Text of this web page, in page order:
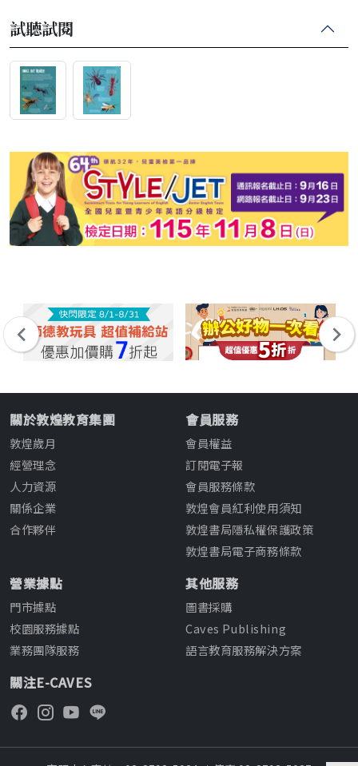
試聽試閱
關於敦煌教育集團
敦煌歲月
經營理念
人力資源
關係企業
合作夥伴
會員服務
會員權益
訂閱電子報
會員服務條款
敦煌會員紅利使用須知
敦煌書局隱私權保護政策
敦煌書局電子商務條款
營業據點
門市據點
校園服務據點
業務團隊服務
其他服務
圖書採購
Caves Publishing
語言教育服務解決方案
關注E-CAVES